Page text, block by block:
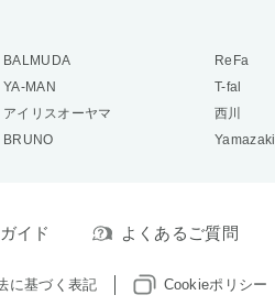
BALMUDA
ReFa
YA-MAN
T-fal
アイリスオーヤマ
西川
BRUNO Yamazaki
イド よくあるご質問
に基づく表記 Cookieポリシー